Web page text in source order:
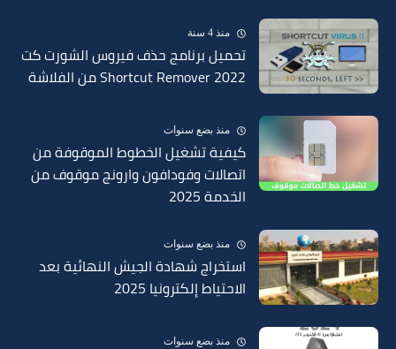
منذ 4 سنة
تحميل برنامج حذف فيروس الشورت كت
Shortcut Remover 2022 من الفلاشة
منذ بضع سنوات
كيفية تشغيل الخطوط الموقوفة من
اتصالات وفودافون وارونج موقوف من
الخدمة 2025
منذ بضع سنوات
استخراج شهادة الجيش النهائية بعد
الاحتياط إلكترونيا 2025
منذ بضع سنوات